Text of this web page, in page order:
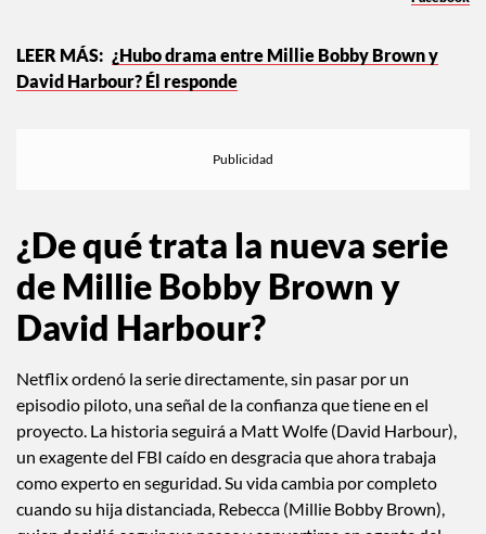
¿De qué trata la nueva serie
de Millie Bobby Brown y
David Harbour?
Netflix ordenó la serie directamente, sin pasar por un
episodio piloto, una señal de la confianza que tiene en el
proyecto. La historia seguirá a Matt Wolfe (David Harbour),